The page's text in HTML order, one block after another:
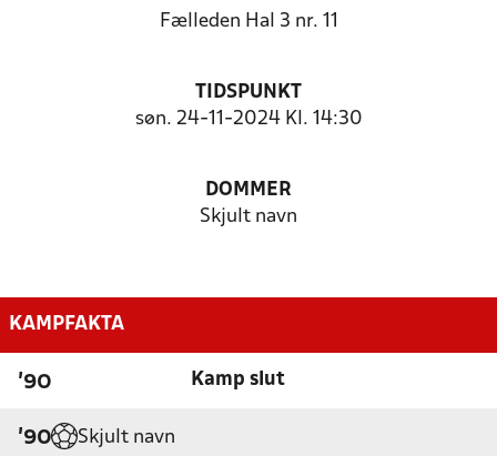
Fælleden Hal 3 nr. 11
TIDSPUNKT
søn. 24-11-2024 Kl. 14:30
DOMMER
Skjult navn
KAMPFAKTA
'90 Kamp slut
'90 Skjult navn